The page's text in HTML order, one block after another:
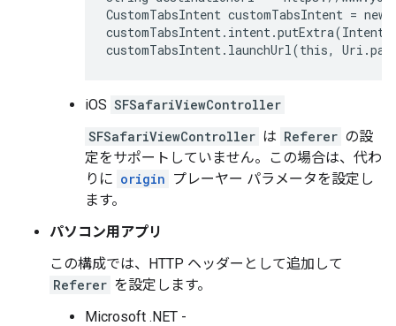
CustomTabsIntent customTabsIntent =
iOS SFSafariViewController
SFSafariViewController は Referer の設
定をサポートしていません。この場合は、代わ
りに origin プレーヤー パラメータを設定し
ます。
パソコン用アプリ
この構成では、HTTP ヘッダーとして追加して
Referer を設定します。
Microsoft .NET -